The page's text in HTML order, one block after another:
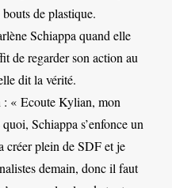
de plastique.
Schiappa quand elle
de regarder son action au
dit la vérité.
« Ecoute Kylian, mon
Schiappa s’enfonce un
créer plein de SDF et je
demain, donc il faut